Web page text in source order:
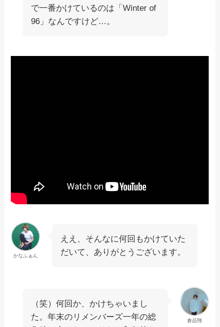
で一番かけているのは「Winter of
96」なんですけど…。
かなふぁん
ええ、そんなに何回もかけていた
だいて、ありがとうございます。
倉品翔
（笑）何回か、かけちゃいまし
た。年末のリメンバーズ一年の総